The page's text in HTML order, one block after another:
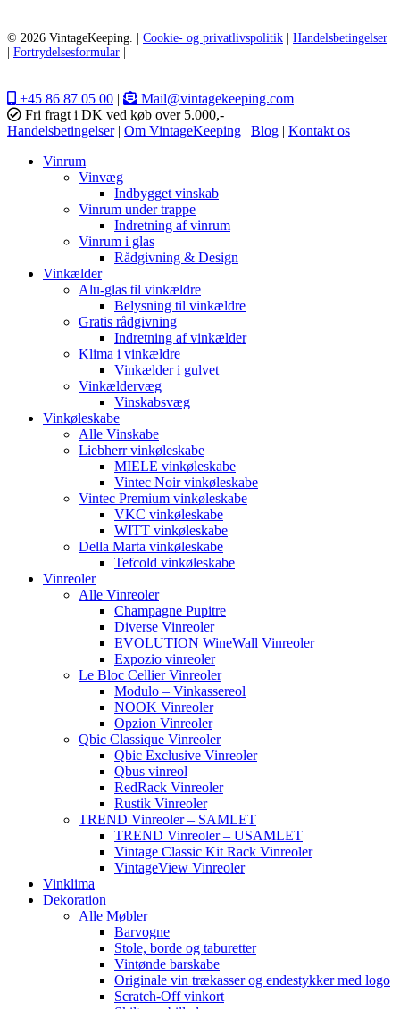
© 2026 VintageKeeping. | Cookie- og privatlivspolitik
Handelsbetingelser
Fortrydelsesformular
+45 86 87 05 00 |
Mail@vintagekeeping.com
Fri fragt i DK ved køb over 5.000,-
Handelsbetingelser| Om VintageKeeping | Blog | Kontakt os
Vinrum
Vinvæg
Indbygget vinskab
Vinrum under trappe
Indretning af vinrum
Vinrum i glas
Rådgivning & Design
Vinkælder
Alu-glas til vinkældre
Belysning til vinkældre
Gratis rådgivning
Indretning af vinkælder
Klima i vinkældre
Vinkælder i gulvet
Vinkældervæg
Vinskabsvæg
Vinkøleskabe
Alle Vinskabe
Liebherr vinkøleskabe
MIELE vinkøleskabe
Vintec Noir vinkøleskabe
Vintec Premium vinkøleskabe
VKC vinkøleskabe
WITT vinkøleskabe
Della Marta vinkøleskabe
Tefcold vinkøleskabe
Vinreoler
Alle Vinreoler
Champagne Pupitre
Diverse Vinreoler
EVOLUTION WineWall Vinreoler
Expozio vinreoler
Le Bloc Cellier Vinreoler
Modulo – Vinkassereol
NOOK Vinreoler
Opzion Vinreoler
Qbic Classique Vinreoler
Qbic Exclusive Vinreoler
Qbus vinreol
RedRack Vinreoler
Rustik Vinreoler
TREND Vinreoler – SAMLET
TREND Vinreoler – USAMLET
Vintage Classic Kit Rack Vinreoler
VintageView Vinreoler
Vinklima
Dekoration
Alle Møbler
Barvogne
Stole, borde og taburetter
Vintønde barskabe
Originale vin trækasser og endestykker med logo
Scratch-Off vinkort